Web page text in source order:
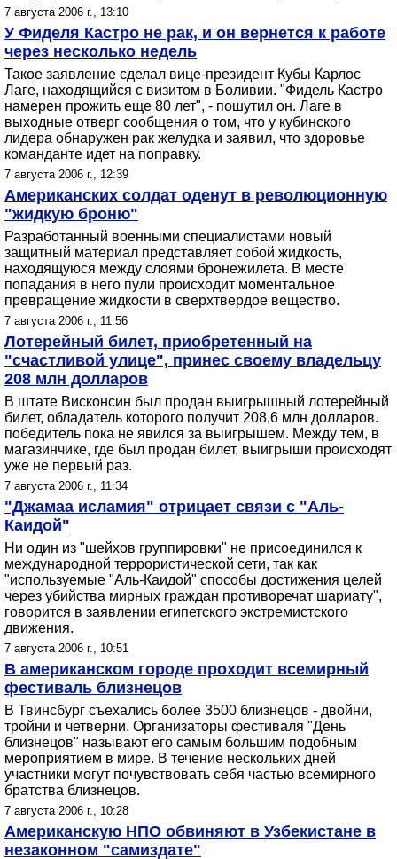
7 августа 2006 г., 13:10
У Фиделя Кастро не рак, и он вернется к работе
через несколько недель
Такое заявление сделал вице-президент Кубы Карлос
Лаге, находящийся с визитом в Боливии. "Фидель Кастро
намерен прожить еще 80 лет", - пошутил он. Лаге в
выходные отверг сообщения о том, что у кубинского
лидера обнаружен рак желудка и заявил, что здоровье
команданте идет на поправку.
7 августа 2006 г., 12:39
Американских солдат оденут в революционную
"жидкую броню"
Разработанный военными специалистами новый
защитный материал представляет собой жидкость,
находящуюся между слоями бронежилета. В месте
попадания в него пули происходит моментальное
превращение жидкости в сверхтвердое вещество.
7 августа 2006 г., 11:56
Лотерейный билет, приобретенный на
"счастливой улице", принес своему владельцу
208 млн долларов
В штате Висконсин был продан выигрышный лотерейный
билет, обладатель которого получит 208,6 млн долларов.
победитель пока не явился за выигрышем. Между тем, в
магазинчике, где был продан билет, выигрыши происходят
уже не первый раз.
7 августа 2006 г., 11:34
"Джамаа исламия" отрицает связи с "Аль-
Каидой"
Ни один из "шейхов группировки" не присоединился к
международной террористической сети, так как
"используемые "Аль-Каидой" способы достижения целей
через убийства мирных граждан противоречат шариату",
говорится в заявлении египетского экстремистского
движения.
7 августа 2006 г., 10:51
В американском городе проходит всемирный
фестиваль близнецов
В Твинсбург съехались более 3500 близнецов - двойни,
тройни и четверни. Организаторы фестиваля "День
близнецов" называют его самым большим подобным
мероприятием в мире. В течение нескольких дней
участники могут почувствовать себя частью всемирного
братства близнецов.
7 августа 2006 г., 10:28
Американскую НПО обвиняют в Узбекистане в
незаконном "самиздате"